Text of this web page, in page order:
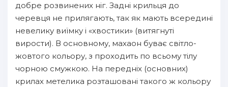
добре розвинених ніг. Задні крильця до
черевця не прилягають, так як мають всередині
невелику виїмку і «хвостики» (витягнуті
вирости). В основному, махаон буває світло-
жовтого кольору, з проходить по всьому тілу
чорною смужкою. На передніх (основних)
крилах метелика розташовані такого ж кольору